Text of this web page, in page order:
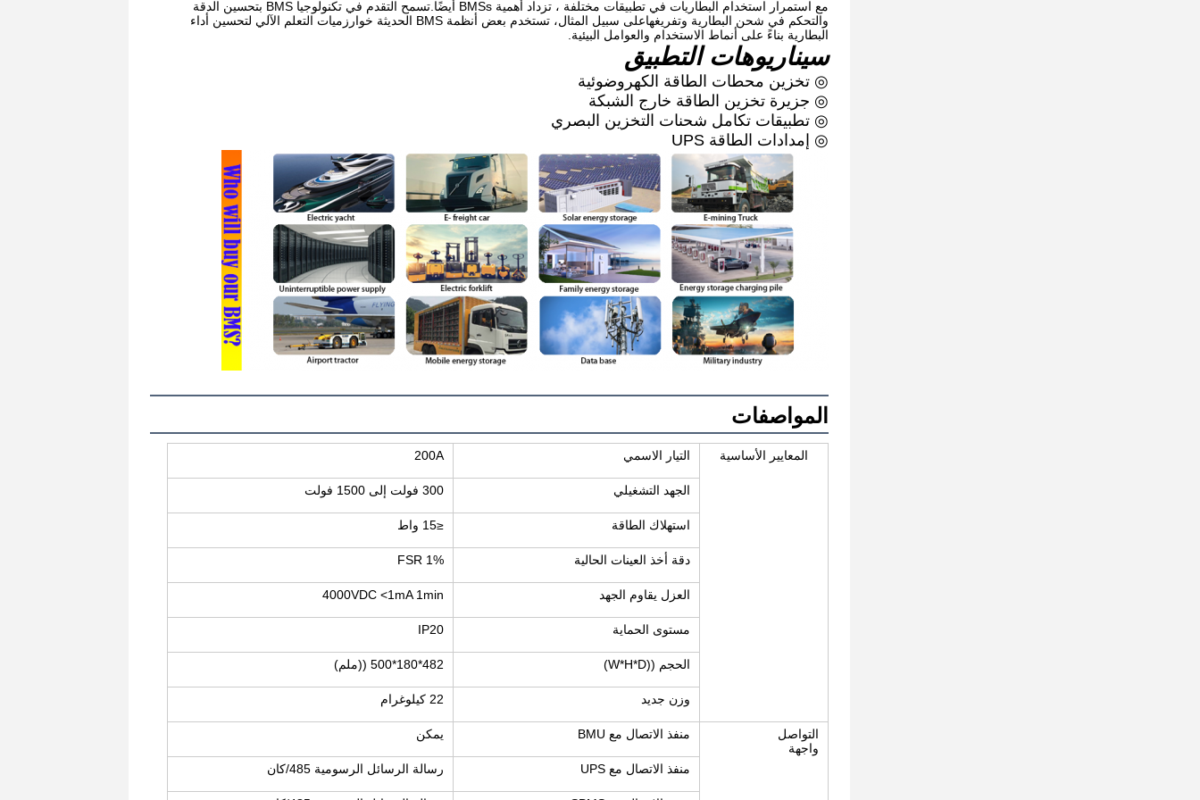
مع استمرار استخدام البطاريات في تطبيقات مختلفة ، تزداد أهمية BMSs أيضًا.تسمح التقدم في تكنولوجيا BMS بتحسين الدقة
والتحكم في شحن البطارية وتفريغهاعلى سبيل المثال، تستخدم بعض أنظمة BMS الحديثة خوارزميات التعلم الآلي لتحسين أداء
البطارية بناءً على أنماط الاستخدام والعوامل البيئية.
سيناريوهات التطبيق
◎ تخزين محطات الطاقة الكهروضوئية
◎ جزيرة تخزين الطاقة خارج الشبكة
◎ تطبيقات تكامل شحنات التخزين البصري
◎ إمدادات الطاقة UPS
المواصفات
المعايير الأساسية التيار الاسمي 200A
الجهد التشغيلي 300 فولت إلى 1500 فولت
استهلاك الطاقة ≤15 واط
دقة أخذ العينات الحالية 1% FSR
العزل يقاوم الجهد 4000VDC <1mA 1min
مستوى الحماية IP20
الحجم ((W*H*D) 482*180*500 ((ملم)
وزن جديد 22 كيلوغرام
التواصل
واجهة
منفذ الاتصال مع BMU يمكن
منفذ الاتصال مع UPS رسالة الرسائل الرسومية 485/كان